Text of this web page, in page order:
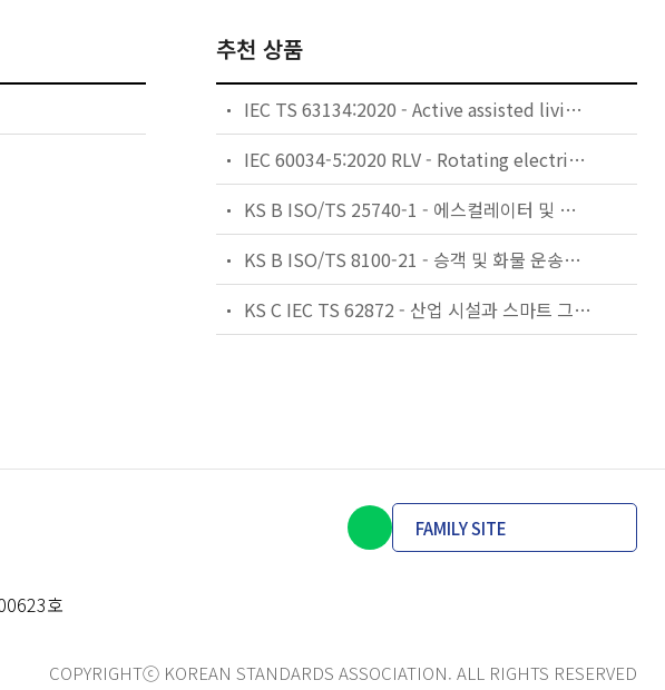
추천 상품
IEC TS 63134:2020 - Active assisted living (AAL) use cases
IEC 60034-5:2020 RLV - Rotating electrical machines - Part 5: Degrees of protection provided by the integral design of rotating electrical machines (IP code) - Classification
KS B ISO/TS 25740-1 - 에스컬레이터 및 무빙워크에 대한 안전요건 — 제1부: 세계공통 필수 안전요건(GESRs)
KS B ISO/TS 8100-21 - 승객 및 화물 운송용 엘리베이터 —제21부: 세계공통 필수안전요건(GESRs)을 충족하는 세계공통 안전 파라미터(GSPs)
KS C IEC TS 62872 - 산업 시설과 스마트 그리드 사이의 산업 공정 측정, 제어 및 자동화 시스템 인터페이스
FAMILY SITE
호
COPYRIGHTⓒ KOREAN STANDARDS ASSOCIATION. ALL RIGHTS RESERVED